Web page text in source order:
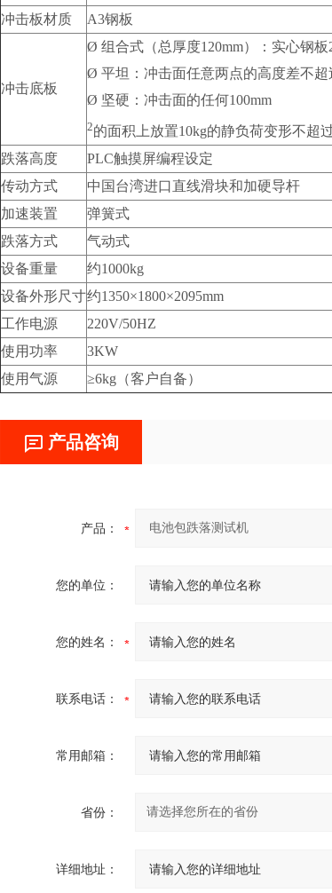
冲击板材质
A3钢板
冲击底板
Ø 组合式（总厚度120mm）：实心钢板
Ø 平坦：冲击面任意两点的高度差不超
Ø 坚硬：冲击面的任何100mm
2的面积上放置10kg的静负荷变形不超过
跌落高度
PLC触摸屏编程设定
传动方式
中国台湾进口直线滑块和加硬导杆
加速装置
弹簧式
跌落方式
气动式
设备重量
约1000kg
设备外形尺寸约1350×1800×2095mm
工作电源
220V/50HZ
使用功率
3KW
使用气源
≥6kg（客户自备）
产品咨询
产品：
您的单位：
您的姓名：
联系电话：
常用邮箱：
省份：
详细地址：